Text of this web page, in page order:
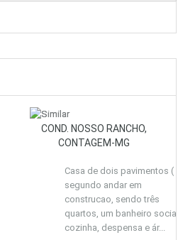
COND. NOSSO RANCHO,
CONTAGEM-MG
Casa de dois pavimentos (
segundo andar em
construcao, sendo três
quartos, um banheiro
cozinha, despensa e ár...